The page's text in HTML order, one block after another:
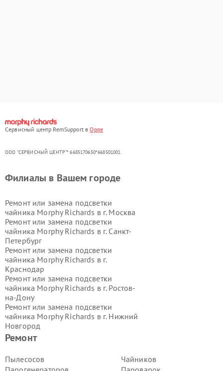
Сервисный центр RemSupport вОрле
ООО "СЕРВИСНЫЙ ЦЕНТР"* 6685170650*668501001
Ремонт
Пылесосов
Чайников
Филиалы в Вашем городе
Ремонт или замена подсветки
чайника Morphy Richards в г. Москва
Ремонт или замена подсветки
чайника Morphy Richards в г. Санкт-
Петербург
Ремонт или замена подсветки
чайника Morphy Richards в г.
Краснодар
Ремонт или замена подсветки
чайника Morphy Richards в г. Ростов-
на-Дону
Ремонт или замена подсветки
чайника Morphy Richards в г. Нижний
Новгород
Ремонт или замена подсветки
чайника Morphy Richards в г.
Ремонт или замена подсветки